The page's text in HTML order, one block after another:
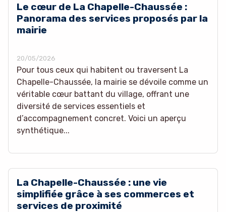
Le cœur de La Chapelle-Chaussée :
Panorama des services proposés par la
mairie
20/05/2026
Pour tous ceux qui habitent ou traversent La
Chapelle-Chaussée, la mairie se dévoile comme un
véritable cœur battant du village, offrant une
diversité de services essentiels et
d’accompagnement concret. Voici un aperçu
synthétique...
La Chapelle-Chaussée : une vie
simplifiée grâce à ses commerces et
services de proximité